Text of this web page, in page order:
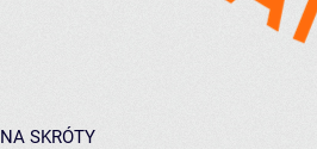
NA SKRÓTY